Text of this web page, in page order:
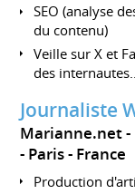
SEO (analyse
du contenu)
Veille sur X et
des
Journaliste
Marianne.net
Paris
France
Production